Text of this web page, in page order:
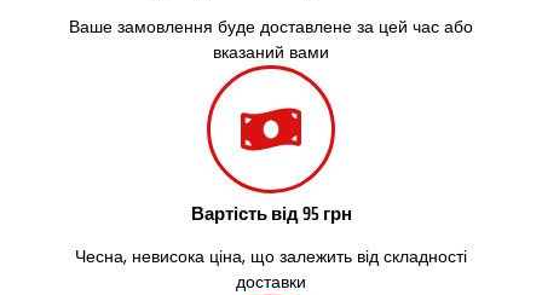
Ваше замовлення буде доставлене за цей час або
вказаний вами
Вартість від 95 грн
Чесна, невисока ціна, що залежить від складності
доставки
Сокільники
Світловодськ